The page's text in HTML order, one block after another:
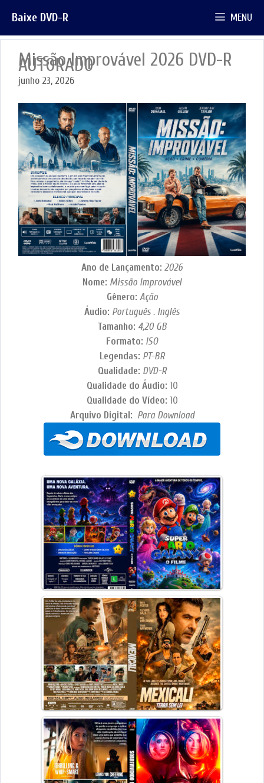
para
o
conteúdo
Baixe DVD-R MENU
Missão Improvável 2026 DVD-R
AUTORADO
junho 23, 2026
Ano de Lançamento: 2026
Nome: Missão Improvável
Gênero: Ação
Áudio: Português . Inglês
Tamanho: 4,20 GB
Formato: ISO
Legendas: PT-BR
Qualidade: DVD-R
Qualidade do Áudio: 10
Qualidade do Vídeo: 10
Arquivo Digital: Para Download